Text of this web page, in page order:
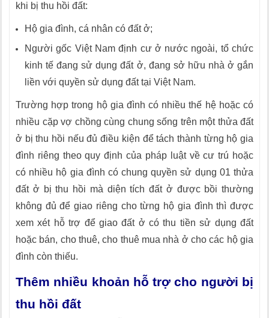
khi bị thu hồi đất:
Hộ gia đình, cá nhân có đất ở;
Người gốc Việt Nam định cư ở nước ngoài, tổ chức
kinh tế đang sử dụng đất ở, đang sở hữu nhà ở gắn
liền với quyền sử dụng đất tại Việt Nam.
Trường hợp trong hộ gia đình có nhiều thế hệ hoặc có
nhiều cặp vợ chồng cùng chung sống trên một thửa đất
ở bị thu hồi nếu đủ điều kiện để tách thành từng hộ gia
đình riêng theo quy định của pháp luật về cư trú hoặc
có nhiều hộ gia đình có chung quyền sử dụng 01 thửa
đất ở bị thu hồi mà diện tích đất ở được bồi thường
không đủ để giao riêng cho từng hộ gia đình thì được
xem xét hỗ trợ để giao đất ở có thu tiền sử dụng đất
hoặc bán, cho thuê, cho thuê mua nhà ở cho các hộ gia
đình còn thiếu.
Thêm nhiều khoản hỗ trợ cho người bị
thu hồi đất